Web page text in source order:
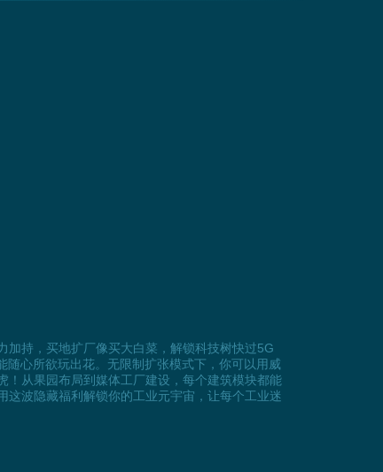
持，买地扩厂像买大白菜，解锁科技树快过5G
心所欲玩出花。无限制扩张模式下，你可以用威
！从果园布局到媒体工厂建设，每个建筑模块都能
波隐藏福利解锁你的工业元宇宙，让每个工业迷